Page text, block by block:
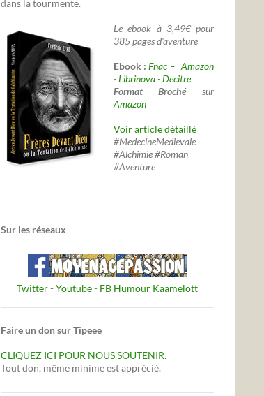
dans la tourmente.
Le ebook à 3,49€ pour
385 pages d'aventure
Ebook :Fnac – Amazon
-Librinova-Decitre
Format Broché sur
Amazon
Voir article détaillé
#MedecineMedievale
#Alchimie #Roman
#Aventure
Sur les réseaux
Twitter- Youtube- FB Humour Kaamelott
Faire un don sur Tipeee
CLIQUEZ ICI POUR NOUS SOUTENIR.
Tout don, même minime est apprécié.